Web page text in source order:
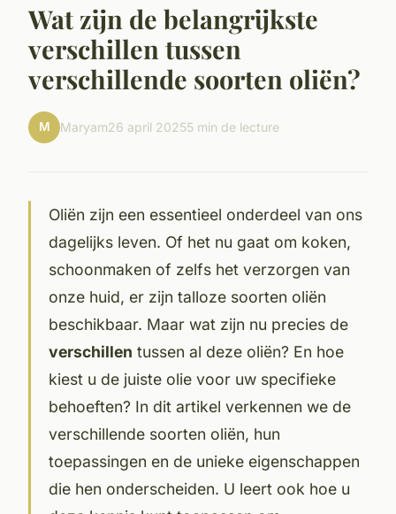
Wat zijn de belangrijkste
verschillen tussen
verschillende soorten oliën?
M Maryam26 april 20255 min de lecture
Oliën zijn een essentieel onderdeel van ons
dagelijks leven. Of het nu gaat om koken,
schoonmaken of zelfs het verzorgen van
onze huid, er zijn talloze soorten oliën
beschikbaar. Maar wat zijn nu precies de
verschillen tussen al deze oliën? En hoe
kiest u de juiste olie voor uw specifieke
behoeften? In dit artikel verkennen we de
verschillende soorten oliën, hun
toepassingen en de unieke eigenschappen
die hen onderscheiden. U leert ook hoe u